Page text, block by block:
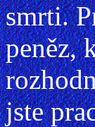
smrti.
peněz,
jste